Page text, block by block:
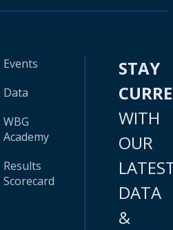
Events
Data
WBG
Academy
Results
Scorecard
STAY
WITH
OUR
DATA
&